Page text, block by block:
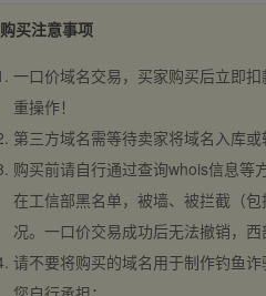
购买注意事项
一口价域名交易，买家购买后立即
重操作！
第三方域名需等待卖家将域名入库
购买前请自行通过查询whois信息等
在工信部黑名单，被墙、被拦截（
况。一口价交易成功后无法撤销，西
请不要将购买的域名用于制作钓鱼